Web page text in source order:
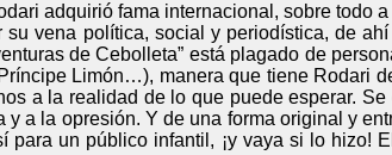
adquirió fama internacional, sobre todo
vena política, social y periodística, de
de Cebolleta” está plagado de
Limón…), manera que tiene Rodari
a la realidad de lo que puede esperar. Se
a la opresión. Y de una forma original y
un público infantil, ¡y vaya si lo hizo!